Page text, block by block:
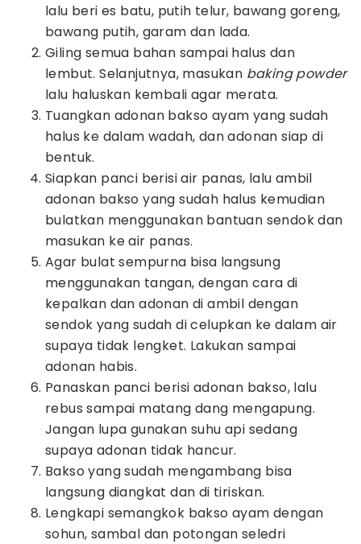
lalu beri es batu, putih telur, bawang goreng,
bawang putih, garam dan lada.
Giling semua bahan sampai halus dan
lembut. Selanjutnya, masukan baking powder
lalu haluskan kembali agar merata.
Tuangkan adonan bakso ayam yang sudah
halus ke dalam wadah, dan adonan siap di
bentuk.
Siapkan panci berisi air panas, lalu ambil
adonan bakso yang sudah halus kemudian
bulatkan menggunakan bantuan sendok dan
masukan ke air panas.
Agar bulat sempurna bisa langsung
menggunakan tangan, dengan cara di
kepalkan dan adonan di ambil dengan
sendok yang sudah di celupkan ke dalam air
supaya tidak lengket. Lakukan sampai
adonan habis.
Panaskan panci berisi adonan bakso, lalu
rebus sampai matang dang mengapung.
Jangan lupa gunakan suhu api sedang
supaya adonan tidak hancur.
Bakso yang sudah mengambang bisa
langsung diangkat dan di tiriskan.
Lengkapi semangkok bakso ayam dengan
sohun, sambal dan potongan seledri